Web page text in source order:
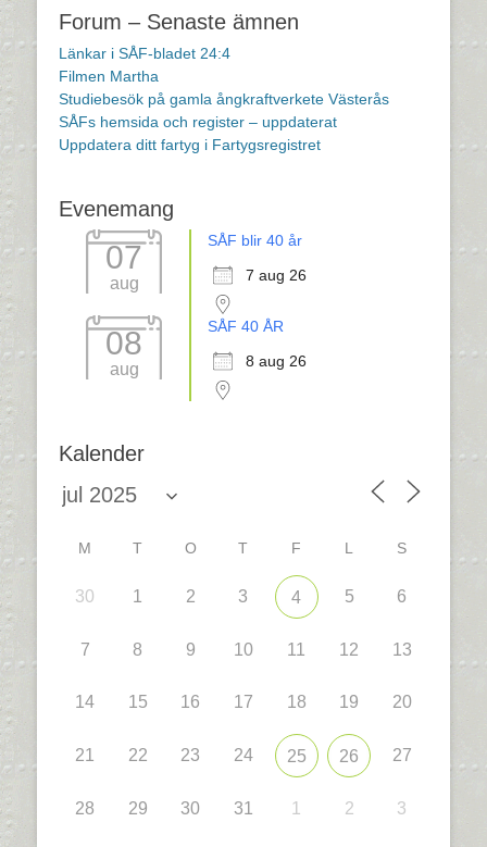
Forum – Senaste ämnen
Länkar i SÅF-bladet 24:4
Filmen Martha
Studiebesök på gamla ångkraftverkete Västerås
SÅFs hemsida och register – uppdaterat
Uppdatera ditt fartyg i Fartygsregistret
Evenemang
07
aug
SÅF blir 40 år
7 aug 26
08
aug
SÅF 40 ÅR
8 aug 26
Kalender
M T O T F L S
30 1 2 3 4 5 6
7 8 9 10 11 12 13
14 15 16 17 18 19 20
21 22 23 24 25 26 27
28 29 30 31 1 2 3